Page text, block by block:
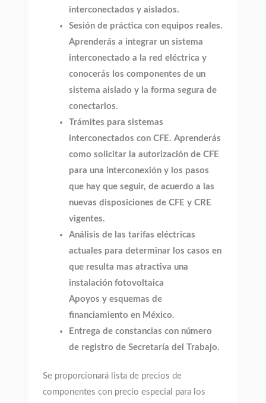
interconectados y aislados.
Sesión de práctica con equipos reales.
Aprenderás a integrar un sistema
interconectado a la red eléctrica y
conocerás los componentes de un
sistema aislado y la forma segura de
conectarlos.
Trámites para sistemas
interconectados con CFE. Aprenderás
como solicitar la autorización de CFE
para una interconexión y los pasos
que hay que seguir, de acuerdo a las
nuevas disposiciones de CFE y CRE
vigentes.
Análisis de las tarifas eléctricas
actuales para determinar los casos en
que resulta mas atractiva una
instalación fotovoltaica
Apoyos y esquemas de
financiamiento en México.
Entrega de constancias con número
de registro de Secretaría del Trabajo.
Se proporcionará lista de precios de
componentes con precio especial para los